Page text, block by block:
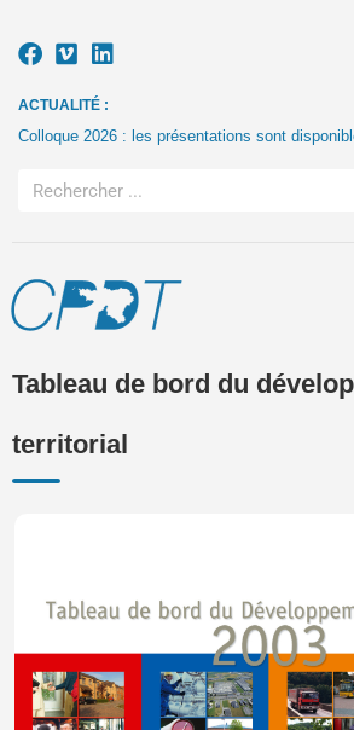
ACTUALITÉ :
Colloque 2026 : les présentations sont
Tableau de bord du
territorial